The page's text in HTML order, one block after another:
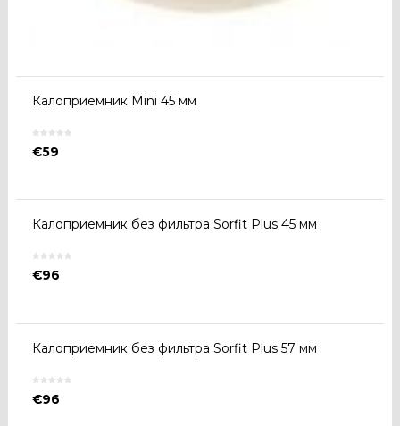
Калоприемник Mini 45 мм
€59
Калоприемник без фильтра Sorfit Plus 45 мм
€96
Калоприемник без фильтра Sorfit Plus 57 мм
€96